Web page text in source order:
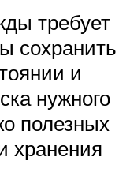
требует
сохранить
и
нужного
полезных
хранения